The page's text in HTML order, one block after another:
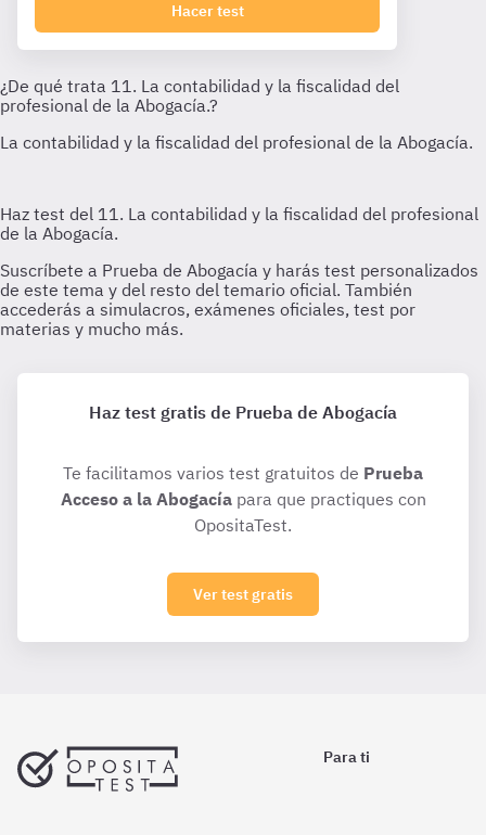
Hacer test
Haz test gratis de Prueba de Abogacía
Te facilitamos varios test gratuitos de Prueba
Acceso a la Abogacíapara que practiques con
OpositaTest.
Ver test gratis
Para ti